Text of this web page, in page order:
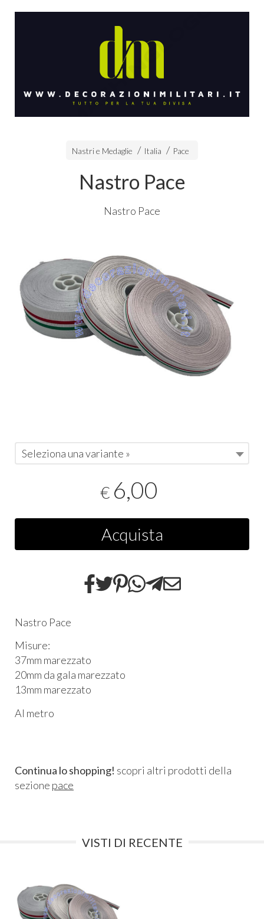
Nastri e Medaglie Italia Pace
Nastro Pace
Nastro Pace
Seleziona una variante »
€ 6,00
Acquista
Nastro Pace
Misure:
37mm marezzato
20mm da gala marezzato
13mm marezzato
Al metro
Continua lo shopping! scopri altri prodotti della
sezione pace
VISTI DI RECENTE